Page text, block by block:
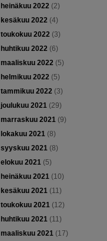
heinäkuu 2022(2)
kesäkuu 2022(4)
toukokuu 2022(3)
huhtikuu 2022(6)
maaliskuu 2022(5)
helmikuu 2022(5)
tammikuu 2022(3)
joulukuu 2021(29)
marraskuu 2021(9)
lokakuu 2021(8)
syyskuu 2021(8)
elokuu 2021(5)
heinäkuu 2021(10)
kesäkuu 2021(11)
toukokuu 2021(12)
huhtikuu 2021(11)
maaliskuu 2021(17)